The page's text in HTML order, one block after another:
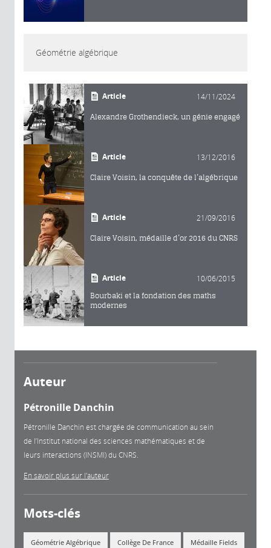
Géométrie algébrique
Article 14/11/2024
Alexandre Grothendieck, un génie engagé
Article 13/12/2016
Claire Voisin, la conquête de l’algébrique
Article 21/09/2016
Claire Voisin, médaille d’or 2016 du CNRS
Article 10/06/2015
Bourbaki et la fondation des maths
modernes
Auteur
Pétronille Danchin
Pétronille Danchin est chargée de communication au sein
de l’Institut national des sciences mathématiques et de
leurs interactions (INSMI) du CNRS.
En savoir plus sur l'auteur
Mots-clés
Géométrie Algébrique Collège De France Médaille Fields